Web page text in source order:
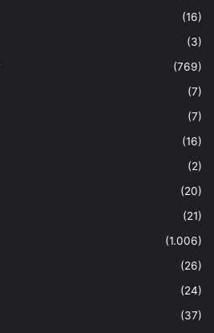
(16)
(3)
(769)
(7)
(7)
(16)
(2)
(20)
(21)
(1.006)
(26)
(24)
(37)